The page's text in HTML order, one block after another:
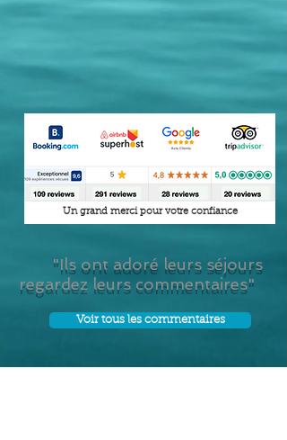
Un grand merci pour votre confiance
"Ils ont adoré leurs séjours
regardez leurs commentaires"
Voir tous les commentaires